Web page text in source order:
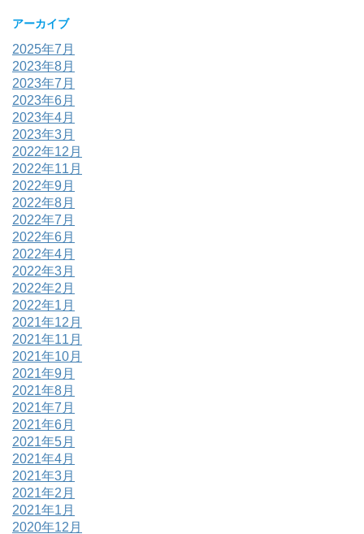
アーカイブ
2025年7月
2023年8月
2023年7月
2023年6月
2023年4月
2023年3月
2022年12月
2022年11月
2022年9月
2022年8月
2022年7月
2022年6月
2022年4月
2022年3月
2022年2月
2022年1月
2021年12月
2021年11月
2021年10月
2021年9月
2021年8月
2021年7月
2021年6月
2021年5月
2021年4月
2021年3月
2021年2月
2021年1月
2020年12月